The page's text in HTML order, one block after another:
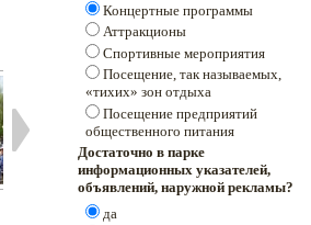
Концертные программы
Аттракционы
Спортивные мероприятия
Посещение, так называемых,
«тихих» зон отдыха
Посещение предприятий
общественного питания
Достаточно в парке
информационных указателей,
объявлений, наружной рекламы?
да